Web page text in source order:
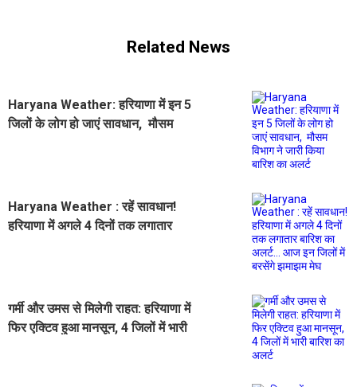
Related News
Haryana Weather: हरियाणा में इन 5
जिलों के लोग हो जाएं सावधान, मौसम
Haryana Weather : रहें सावधान!
हरियाणा में अगले 4 दिनों तक लगातार
गर्मी और उमस से मिलेगी राहत: हरियाणा में
फिर एक्टिव हुआ मानसून, 4 जिलों में भारी